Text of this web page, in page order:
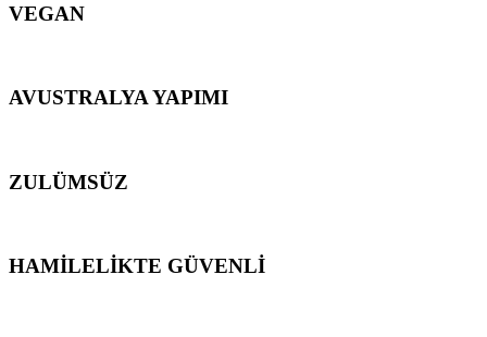
VEGAN
AVUSTRALYA YAPIMI
ZULÜMSÜZ
HAMİLELİKTE GÜVENLİ